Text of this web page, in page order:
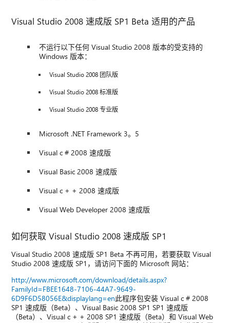
Visual Studio 2008 速成版 SP1 Beta 适用的产品
不运行以下任何 Visual Studio 2008 版本的受支持的
Windows 版本：
Visual Studio 2008 团队版
Visual Studio 2008 标准版
Visual Studio 2008 专业版
Microsoft .NET Framework 3。5
Visual c # 2008 速成版
Visual Basic 2008 速成版
Visual c + + 2008 速成版
Visual Web Developer 2008 速成版
如何获取 Visual Studio 2008 速成版 SP1
Visual Studio 2008 速成版 SP1 Beta 不再可用，若要获取 Visual
Studio 2008 速成版 SP1，请访问下面的 Microsoft 网站：
http://www.microsoft.com/download/details.aspx?
FamilyId=FBEE1648-7106-44A7-9649-
6D9F6D58056E&displaylang=en此程序包安装 Visual c # 2008
SP1 速成版（Beta）、Visual Basic 2008 SP1 SP1 速成版
（Beta）、Visual c + + 2008 SP1 速成版（Beta）和 Visual Web